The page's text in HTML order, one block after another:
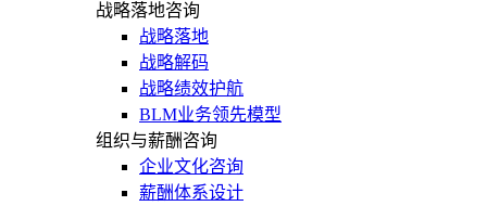
战略落地咨询
战略落地
战略解码
战略绩效护航
BLM业务领先模型
组织与薪酬咨询
企业文化咨询
薪酬体系设计